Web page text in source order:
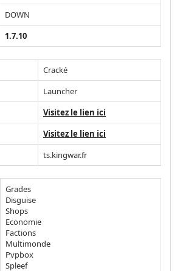
DOWN
1.7.10
Cracké
Launcher
Visitez le lien ici
Visitez le lien ici
ts.kingwar.fr
Grades
Disguise
Shops
Economie
Factions
Multimonde
Pvpbox
Spleef